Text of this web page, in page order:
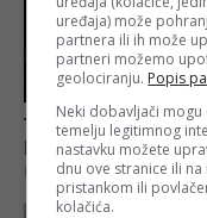
uređaja) može
partnera ili ih može
partneri možemo
geolociranju. Popis
Neki dobavljači
temelju legitimnog
nastavku možete
dnu ove stranice ili
pristankom ili
kolačića.